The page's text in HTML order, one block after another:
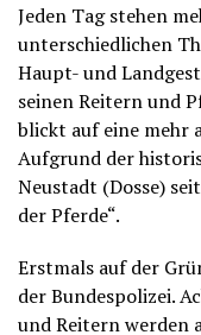
Jeden Tag stehen
unterschiedlichen
Haupt- und
seinen Reitern und
blickt auf eine mehr
Aufgrund der
Neustadt (Dosse)
der Pferde“.
Erstmals auf der
der Bundespolizei.
und Reitern werden